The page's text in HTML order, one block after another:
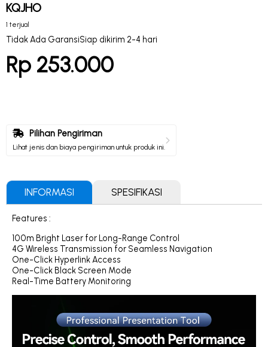
KQJHO
1 terjual
Tidak Ada GaransiSiap dikirim 2-4 hari
Rp 253.000
Pilihan Pengiriman
Lihat jenis dan biaya pengiriman untuk produk ini.
INFORMASI SPESIFIKASI
Features :
100m Bright Laser for Long-Range Control
4G Wireless Transmission for Seamless Navigation
One-Click Hyperlink Access
One-Click Black Screen Mode
Real-Time Battery Monitoring